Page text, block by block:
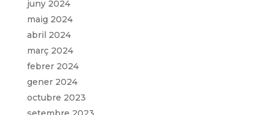
juny 2024
maig 2024
abril 2024
març 2024
febrer 2024
gener 2024
octubre 2023